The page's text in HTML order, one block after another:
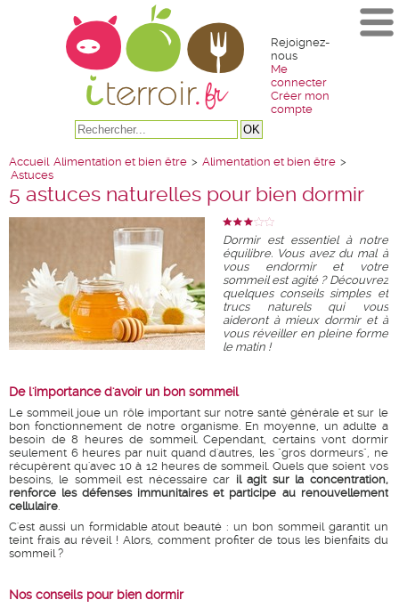
Rejoignez-
nous
Me
connecter
Créer mon
compte
Accueil Alimentation et bien être > Alimentation et bien être >
Astuces
5 astuces naturelles pour bien dormir
Dormir est essentiel à notre
équilibre. Vous avez du mal à
vous endormir et votre
sommeil est agité ? Découvrez
quelques conseils simples et
trucs naturels qui vous
aideront à mieux dormir et à
vous réveiller en pleine forme
le matin !
De l'importance d'avoir un bon sommeil
Le sommeil joue un rôle important sur notre santé générale et sur le
bon fonctionnement de notre organisme. En moyenne, un adulte a
besoin de 8 heures de sommeil. Cependant, certains vont dormir
seulement 6 heures par nuit quand d'autres, les "gros dormeurs", ne
récupèrent qu'avec 10 à 12 heures de sommeil. Quels que soient vos
besoins, le sommeil est nécessaire car il agit sur la concentration,
renforce les défenses immunitaires et participe au renouvellement
cellulaire.
C'est aussi un formidable atout beauté : un bon sommeil garantit un
teint frais au réveil ! Alors, comment profiter de tous les bienfaits du
sommeil ?
Nos conseils pour bien dormir